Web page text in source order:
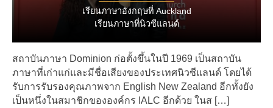
เรียนภาษาอังกฤษที่ Auckland
เรียนภาษาที่นิวซีแลนด์
สถาบันภาษา Dominion ก่อตั้งขึ้นในปี 1969 เป็นสถาบัน
ภาษาที่เก่าแก่และมีชื่อเสียงของประเทศนิวซีแลนด์ โดยได้
รับการรับรองคุณภาพจาก English New Zealand อีกทั้งยัง
เป็นหนึ่งในสมาชิกขององค์กร IALC อีกด้วย ในส […]